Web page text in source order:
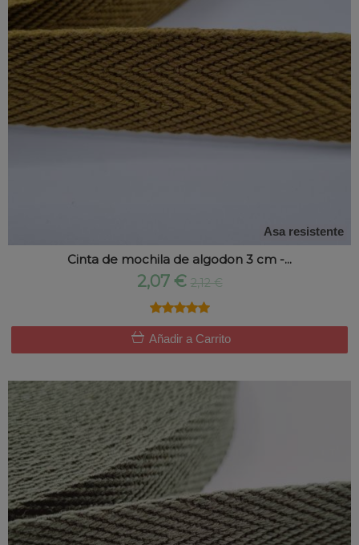
Asa resistente
Cinta de mochila de algodon 3 cm -...
2,07 € 2,12 €
★★★★★
★★★★★
Añadir a Carrito